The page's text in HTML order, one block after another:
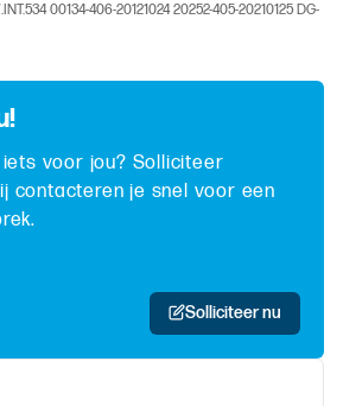
00134-406-20121024 20252-405-20210125 DG-
voor jou? Solliciteer
contacteren je snel voor een
Solliciteer nu